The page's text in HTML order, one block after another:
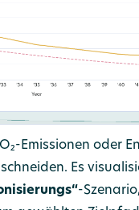
Emissionen oder
Es
-